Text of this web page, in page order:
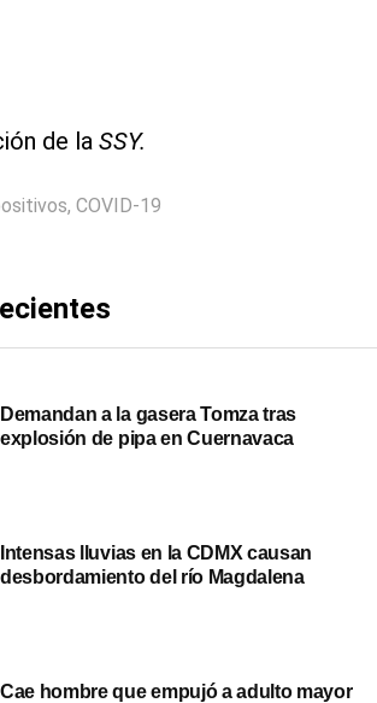
de la SSY.
, COVID-19
Demandan a la gasera Tomza tras
explosión de pipa en Cuernavaca
Intensas lluvias en la CDMX causan
desbordamiento del río Magdalena
Cae hombre que empujó a adulto mayor